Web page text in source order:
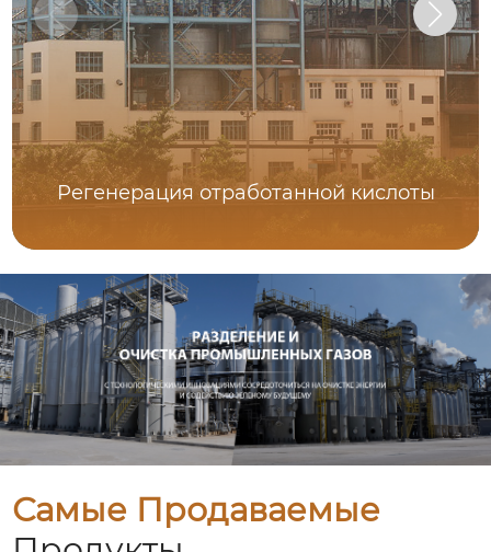
Регенерация отработанной кислоты
Самые Продаваемые